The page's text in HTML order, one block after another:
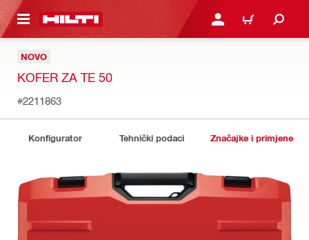
GLAVNI SADRŽAJ PRIJAVI SE ILI SE
KOŠARICA
NOVO
KOFER ZA TE 50
#2211863
Konfigurator Tehnički podaci Značajke i primjene